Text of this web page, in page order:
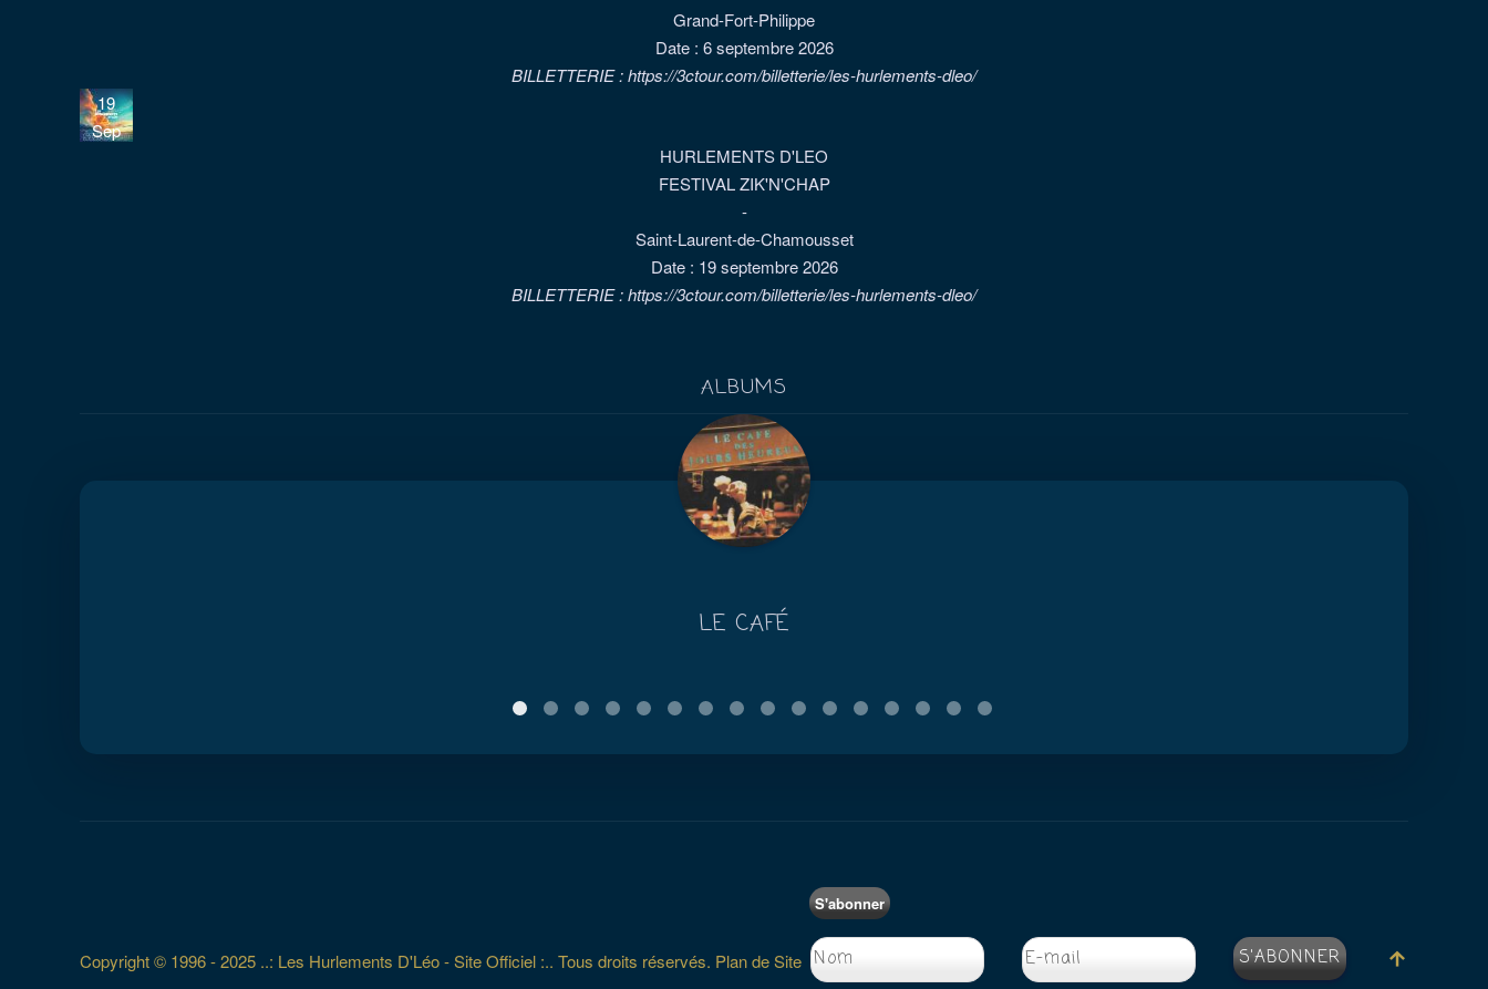
Grand-Fort-Philippe
Date : 6 septembre 2026
BILLETTERIE : https://3ctour.com/billetterie/les-hurlements-dleo/
19
Sep
HURLEMENTS D'LEO
FESTIVAL ZIK'N'CHAP
-
Saint-Laurent-de-Chamousset
Date : 19 septembre 2026
BILLETTERIE : https://3ctour.com/billetterie/les-hurlements-dleo/
ALBUMS
LE CAFÉ
Copyright © 1996 - 2025 ..: Les Hurlements D'Léo - Site Officiel :.. Tous droits réservés. Plan de Site
S'abonner